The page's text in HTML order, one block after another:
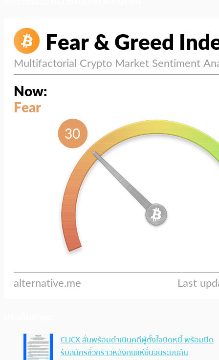
CLICX ลั่นพร้อมดำเนินคดีผู้ตั้งใจบิดหนี้ พร้อมปิด
รับสมัครชั่วคราวหลังคนแห่ยื่นจนระบบล้น